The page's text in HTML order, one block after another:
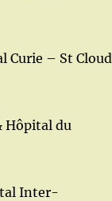
Curie – St Cloud
Hôpital du
Inter-